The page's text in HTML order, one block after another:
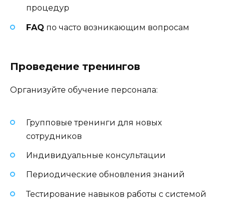
процедур
FAQ по часто возникающим вопросам
Проведение тренингов
Организуйте обучение персонала:
Групповые тренинги для новых
сотрудников
Индивидуальные консультации
Периодические обновления знаний
Тестирование навыков работы с системой